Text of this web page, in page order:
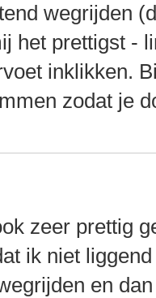
wegrijden
het prettigst -
inklikken.
zodat je
zeer prettig
ik niet
en